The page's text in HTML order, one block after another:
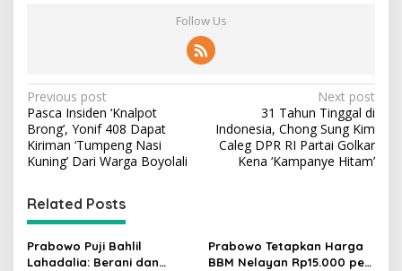
Follow Us
P
o
s
n
a
v
Previous post
Pasca Insiden ‘Knalpot
Brong’, Yonif 408 Dapat
Kiriman ‘Tumpeng Nasi
Kuning’ Dari Warga Boyolali
Next post
31 Tahun Tinggal di
Indonesia, Chong Sung Kim
Caleg DPR RI Partai Golkar
Kena ‘Kampanye Hitam’
Related Posts
Prabowo Puji Bahlil
Lahadalia: Berani dan
Prabowo Tetapkan Harga
BBM Nelayan Rp15.000 per